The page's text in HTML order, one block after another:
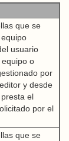
que se
usuario
o
por
y desde
el
por el
que se